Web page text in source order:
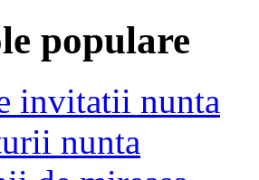
populare
invitatii nunta
nunta